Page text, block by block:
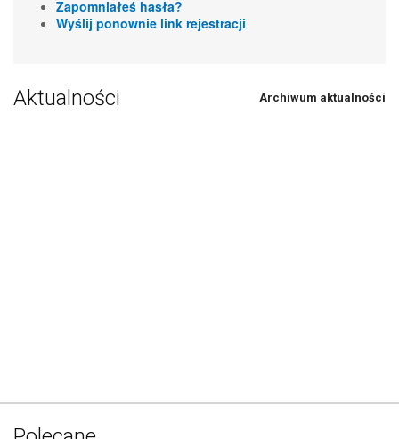
Zapomniałeś hasła?
Wyślij ponownie link rejestracji
Aktualności Archiwum aktualności